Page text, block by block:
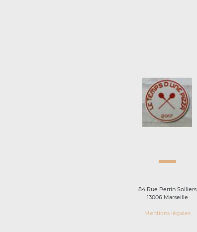
84 Rue Perrin Solliers
13006 Marseille
Mentions légales